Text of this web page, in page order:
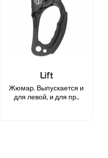
Lift
Жюмар. Выпускается и
для левой, и для пр..